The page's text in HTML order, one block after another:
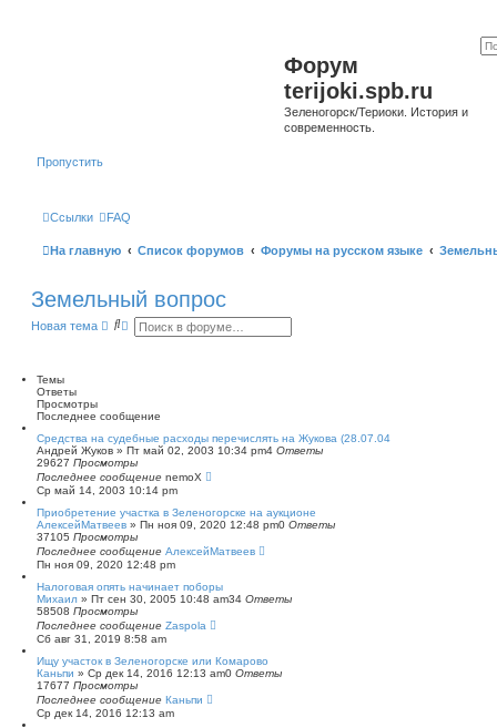
Форум
terijoki.spb.ru
Зеленогорск/Териоки. История и
современность.
Пропустить
Ссылки FAQ
На главную Список форумов Форумы на русском языке
Земельный вопрос
Новая тема
П Р
н
ы
й
п
о
и
с
к
Темы
Ответы
Просмотры
Последнее сообщение
Средства на судебные расходы перечислять на Жукова (28.07.04
Андрей Жуков » Пт май 02, 2003 10:34 pm4 Ответы
29627 Просмотры
Последнее сообщение nemoX
Ср май 14, 2003 10:14 pm
Приобретение участка в Зеленогорске на аукционе
АлексейМатвеев » Пн ноя 09, 2020 12:48 pm0 Ответы
37105 Просмотры
Последнее сообщение АлексейМатвеев
Пн ноя 09, 2020 12:48 pm
Налоговая опять начинает поборы
Михаил » Пт сен 30, 2005 10:48 am34 Ответы
58508 Просмотры
Последнее сообщение Zaspola
Сб авг 31, 2019 8:58 am
Ищу участок в Зеленогорске или Комарово
Каньпи » Ср дек 14, 2016 12:13 am0 Ответы
17677 Просмотры
Последнее сообщение Каньпи
Ср дек 14, 2016 12:13 am